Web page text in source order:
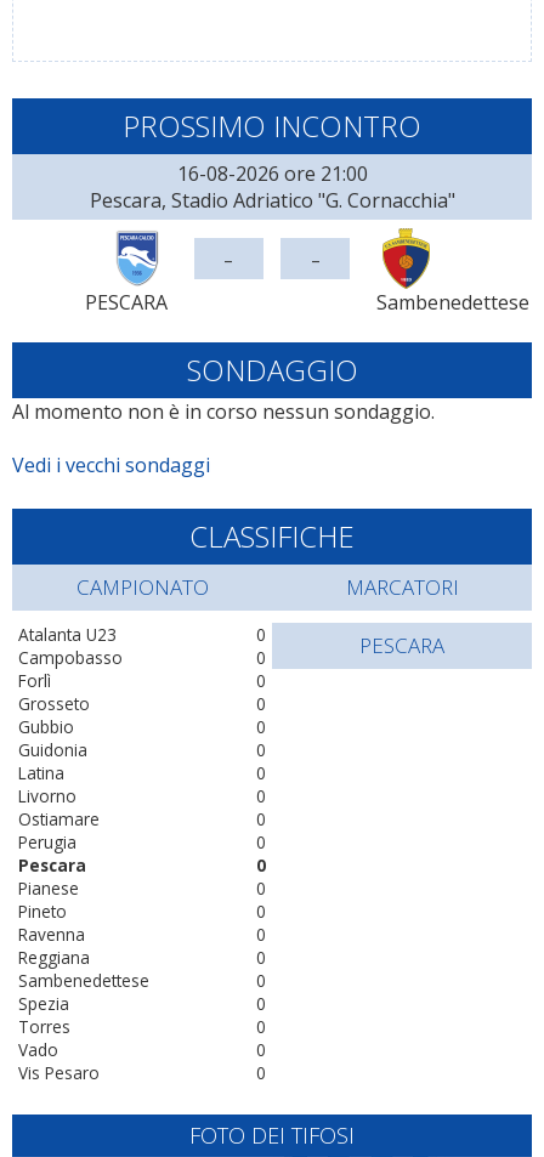
PROSSIMO INCONTRO
16-08-2026 ore 21:00
Pescara, Stadio Adriatico "G. Cornacchia"
PESCARA
- -
Sambenedettese
SONDAGGIO
Al momento non è in corso nessun sondaggio.
Vedi i vecchi sondaggi
CLASSIFICHE
CAMPIONATO
0
Atalanta U23
0
Campobasso
0
Forlì
0
Grosseto
0
Gubbio
0
Guidonia
0
Latina
0
Livorno
0
Ostiamare
0
Perugia
0
Pescara
0
Pianese
0
Pineto
0
Ravenna
0
Reggiana
0
Sambenedettese
0
Spezia
0
Torres
0
Vado
0
Vis Pesaro
MARCATORI
PESCARA
FOTO DEI TIFOSI